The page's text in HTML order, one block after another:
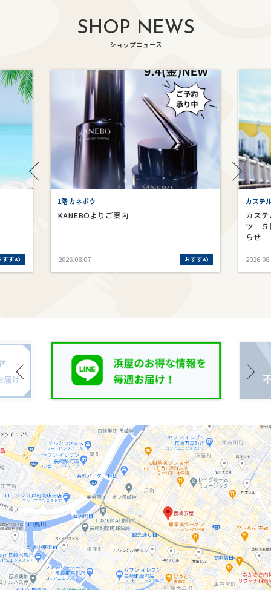
SHOP NEWS
ショップニュース
すすめ
1階 カネボウ
KANEBOよりご案内
2026.08.07 おすすめ
カステ
カス
ツ ５
らせ